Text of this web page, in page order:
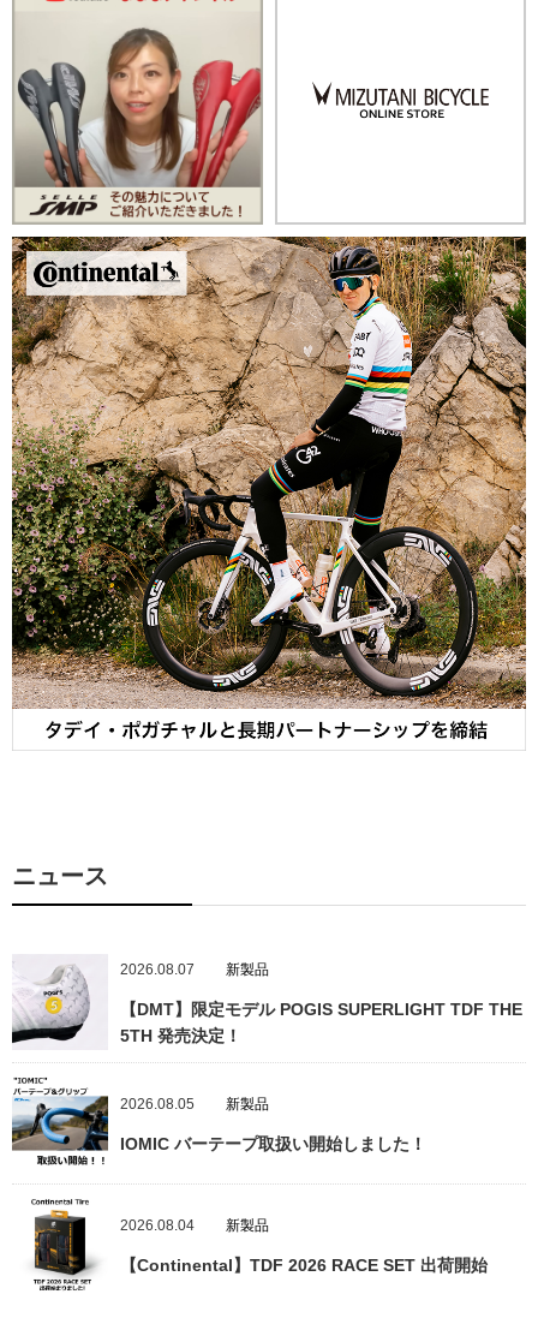
ニュース
2026.08.07 新製品
【DMT】限定モデル POGIS SUPERLIGHT TDF THE
5TH 発売決定！
2026.08.05 新製品
IOMIC バーテープ取扱い開始しました！
2026.08.04 新製品
【Continental】TDF 2026 RACE SET 出荷開始